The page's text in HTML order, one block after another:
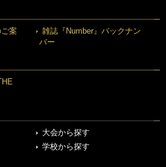
案
雑誌『Number』バックナン
バー
大会から探す
学校から探す